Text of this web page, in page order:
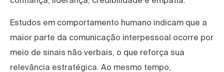
Estudos em comportamento humano indicam que a
maior parte da comunicação interpessoal ocorre por
meio de sinais não verbais, o que reforça sua
relevância estratégica. Ao mesmo tempo,